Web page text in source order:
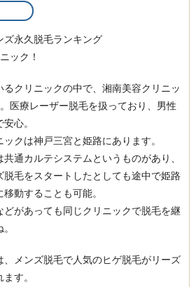
ズ永久脱毛ランキング
ック！
るクリニックの中で、湘南美容クリニッ
医療レーザー脱毛を扱っており、男性
心。
クは神戸三宮と姫路にあります。
通カルテシステムというものがあり、
毛をスタートしたとしても途中で姫路
動することも可能。
があっても同じクリニックで脱毛を継
メンズ脱毛で人気のヒゲ脱毛がリーズ
す。